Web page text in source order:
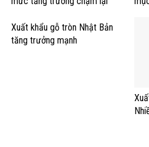
Xuất khẩu gỗ tròn Nhật Bản
tăng trưởng mạnh